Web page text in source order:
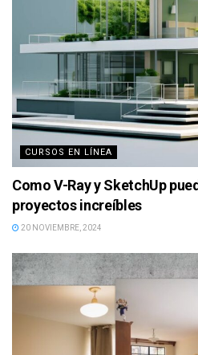
CURSOS EN LÍNEA
Como V-Ray y SketchUp
proyectos increíbles
20 NOVIEMBRE, 2024